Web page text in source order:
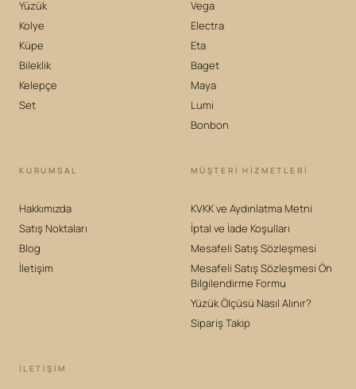
Yüzük
Kolye
Küpe
Bileklik
Kelepçe
Set
Vega
Electra
Eta
Baget
Maya
Lumi
Bonbon
KURUMSAL
Hakkımızda
Satış Noktaları
Blog
İletişim
MÜŞTERİ HİZMETLERİ
KVKK ve Aydınlatma Metni
İptal ve İade Koşulları
Mesafeli Satış Sözleşmesi
Mesafeli Satış Sözleşmesi Ön
Bilgilendirme Formu
Yüzük Ölçüsü Nasıl Alınır?
Sipariş Takip
İLETIŞIM